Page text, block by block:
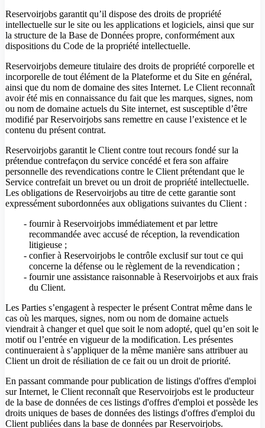
Reservoirjobs garantit qu’il dispose des droits de propriété
intellectuelle sur le site ou les applications et logiciels, ainsi que sur
la structure de la Base de Données propre, conformément aux
dispositions du Code de la propriété intellectuelle.
Reservoirjobs demeure titulaire des droits de propriété corporelle et
incorporelle de tout élément de la Plateforme et du Site en général,
ainsi que du nom de domaine des sites Internet. Le Client reconnaît
avoir été mis en connaissance du fait que les marques, signes, nom
ou nom de domaine actuels du Site internet, est susceptible d’être
modifié par Reservoirjobs sans remettre en cause l’existence et le
contenu du présent contrat.
Reservoirjobs garantit le Client contre tout recours fondé sur la
prétendue contrefaçon du service concédé et fera son affaire
personnelle des revendications contre le Client prétendant que le
Service contrefait un brevet ou un droit de propriété intellectuelle.
Les obligations de Reservoirjobs au titre de cette garantie sont
expressément subordonnées aux obligations suivantes du Client :
fournir à Reservoirjobs immédiatement et par lettre
recommandée avec accusé de réception, la revendication
litigieuse ;
confier à Reservoirjobs le contrôle exclusif sur tout ce qui
concerne la défense ou le règlement de la revendication ;
fournir une assistance raisonnable à Reservoirjobs et aux frais
du Client.
Les Parties s’engagent à respecter le présent Contrat même dans le
cas où les marques, signes, nom ou nom de domaine actuels
viendrait à changer et quel que soit le nom adopté, quel qu’en soit le
motif ou l’entrée en vigueur de la modification. Les présentes
continueraient à s’appliquer de la même manière sans attribuer au
Client un droit de résiliation de ce fait ou un droit de priorité.
En passant commande pour publication de listings d'offres d'emploi
sur Internet, le Client reconnaît que Reservoirjobs est le producteur
de la base de données de ces listings d'offres d'emploi et possède les
droits uniques de bases de données des listings d'offres d'emploi du
Client publiées dans la base de données par Reservoirjobs.